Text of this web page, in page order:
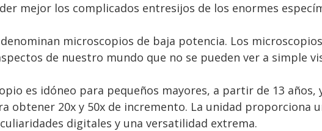
mejor los complicados entresijos de los enormes
microscopios de baja potencia. Los
de nuestro mundo que no se pueden ver a simple
es idóneo para pequeños mayores, a partir de 13 años,
obtener 20x y 50x de incremento. La unidad proporciona
digitales y una versatilidad extrema.